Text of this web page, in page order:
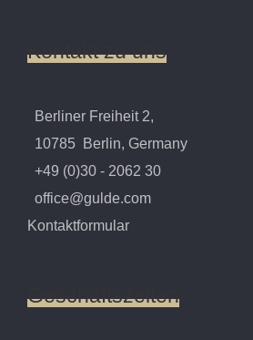
Kontakt zu uns
Berliner Freiheit 2,
10785 Berlin, Germany
+49 (0)30 - 2062 30
office@gulde.com
Kontaktformular
Geschäftszeiten